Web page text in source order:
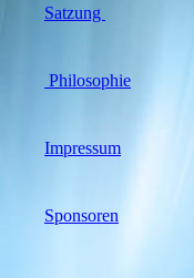
Satzung
Philosophie
Impressum
Sponsoren